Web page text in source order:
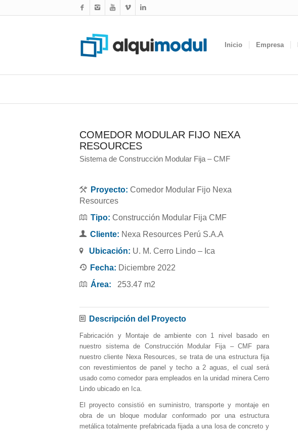
Inicio Empresa
COMEDOR MODULAR FIJO NEXA
RESOURCES
Sistema de Construcción Modular Fija – CMF
Proyecto: Comedor Modular Fijo Nexa
Resources
Tipo: Construcción Modular Fija CMF
Cliente: Nexa Resources Perú S.A.A
Ubicación: U. M. Cerro Lindo – Ica
Fecha: Diciembre 2022
Área:
253.47 m2
Descripción del Proyecto
Fabricación y Montaje de ambiente con 1 nivel basado en
nuestro sistema de Construcción Modular Fija – CMF para
nuestro cliente Nexa Resources, se trata de una estructura fija
con revestimientos de panel y techo a 2 aguas, el cual será
usado como comedor para empleados en la unidad minera Cerro
Lindo ubicado en Ica.
El proyecto consistió en suministro, transporte y montaje en
obra de un bloque modular conformado por una estructura
metálica totalmente prefabricada fijada a una losa de concreto y